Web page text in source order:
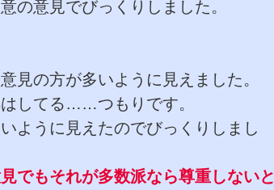
の意見でびっくりしました。
見の方が多いように見えました。
してる……つもりです。
ように見えたのでびっくりしまし
でもそれが多数派なら尊重しないと